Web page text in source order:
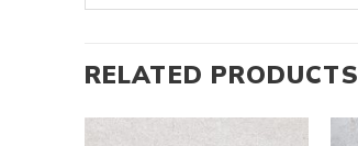
RELATED PRODUCTS